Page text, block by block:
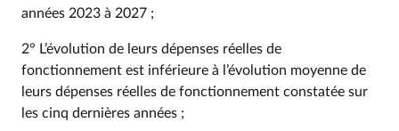
années 2023 à 2027 ;
2° L’évolution de leurs dépenses réelles de
fonctionnement est inférieure à l’évolution moyenne de
leurs dépenses réelles de fonctionnement constatée sur
les cinq dernières années ;